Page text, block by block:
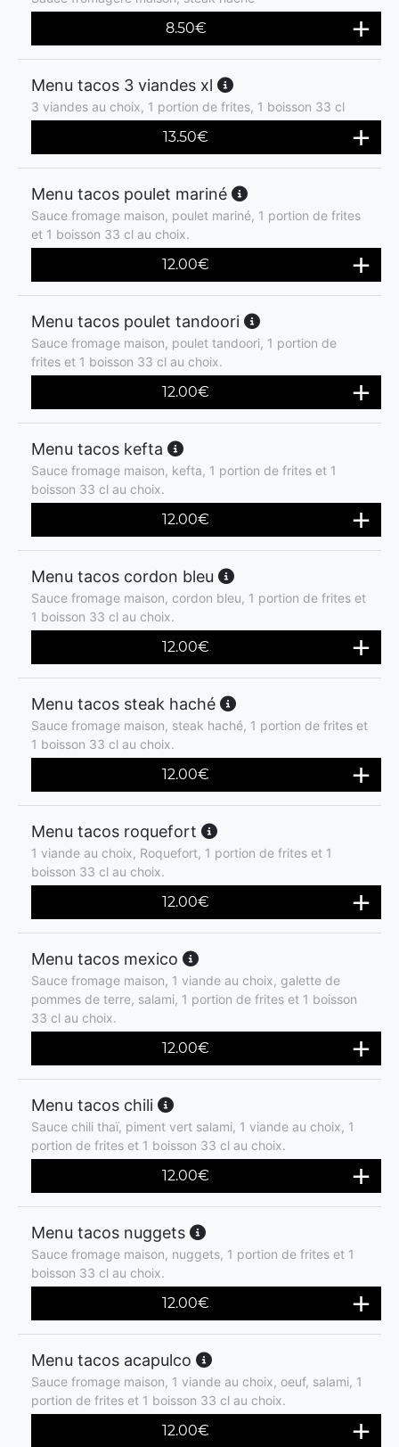
8.50€
Menu tacos 3 viandes xl
3 viandes au choix, 1 portion de frites, 1 boisson 33 cl
13.50€
Menu tacos poulet mariné
Sauce fromage maison, poulet mariné, 1 portion de frites
et 1 boisson 33 cl au choix.
12.00€
Menu tacos poulet tandoori
Sauce fromage maison, poulet tandoori, 1 portion de
frites et 1 boisson 33 cl au choix.
12.00€
Menu tacos kefta
Sauce fromage maison, kefta, 1 portion de frites et 1
boisson 33 cl au choix.
12.00€
Menu tacos cordon bleu
Sauce fromage maison, cordon bleu, 1 portion de frites et
1 boisson 33 cl au choix.
12.00€
Menu tacos steak haché
Sauce fromage maison, steak haché, 1 portion de frites et
1 boisson 33 cl au choix.
12.00€
Menu tacos roquefort
1 viande au choix, Roquefort, 1 portion de frites et 1
boisson 33 cl au choix.
12.00€
Menu tacos mexico
Sauce fromage maison, 1 viande au choix, galette de
pommes de terre, salami, 1 portion de frites et 1 boisson
33 cl au choix.
12.00€
Menu tacos chili
Sauce chili thaï, piment vert salami, 1 viande au choix, 1
portion de frites et 1 boisson 33 cl au choix.
12.00€
Menu tacos nuggets
Sauce fromage maison, nuggets, 1 portion de frites et 1
boisson 33 cl au choix.
12.00€
Menu tacos acapulco
Sauce fromage maison, 1 viande au choix, oeuf, salami, 1
portion de frites et 1 boisson 33 cl au choix.
12.00€